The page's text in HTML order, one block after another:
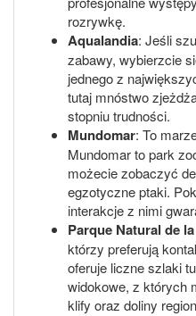
rozrywkę.
Aqualandia: Jeśli
zabawy, wybierzcie
jednego z
tutaj mnóstwo
stopniu trudności.
Mundomar: To
Mundomar to park
możecie zobaczyć
egzotyczne ptaki.
interakcje z nimi
Parque Natural de
którzy preferują
oferuje liczne szlaki
widokowe, z których
klify oraz doliny